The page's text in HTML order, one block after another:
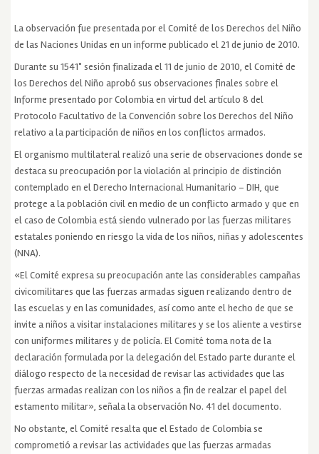
La observación fue presentada por el Comité de los Derechos del Niño
de las Naciones Unidas en un informe publicado el 21 de junio de 2010.
Durante su 1541° sesión finalizada el 11 de junio de 2010, el Comité de
los Derechos del Niño aprobó sus observaciones finales sobre el
Informe presentado por Colombia en virtud del artículo 8 del
Protocolo Facultativo de la Convención sobre los Derechos del Niño
relativo a la participación de niños en los conflictos armados.
El organismo multilateral realizó una serie de observaciones donde se
destaca su preocupación por la violación al principio de distinción
contemplado en el Derecho Internacional Humanitario – DIH, que
protege a la población civil en medio de un conflicto armado y que en
el caso de Colombia está siendo vulnerado por las fuerzas militares
estatales poniendo en riesgo la vida de los niños, niñas y adolescentes
(NNA).
«El Comité expresa su preocupación ante las considerables campañas
civicomilitares que las fuerzas armadas siguen realizando dentro de
las escuelas y en las comunidades, así como ante el hecho de que se
invite a niños a visitar instalaciones militares y se los aliente a vestirse
con uniformes militares y de policía. El Comité toma nota de la
declaración formulada por la delegación del Estado parte durante el
diálogo respecto de la necesidad de revisar las actividades que las
fuerzas armadas realizan con los niños a fin de realzar el papel del
estamento militar», señala la observación No. 41 del documento.
No obstante, el Comité resalta que el Estado de Colombia se
comprometió a revisar las actividades que las fuerzas armadas